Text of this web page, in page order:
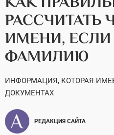
РАССЧИТАТЬ
ИМЕНИ,
ФАМИЛИЮ
ИНФОРМАЦИЯ, КОТОРАЯ
ДОКУМЕНТАХ
РЕДАКЦИЯ САЙТА